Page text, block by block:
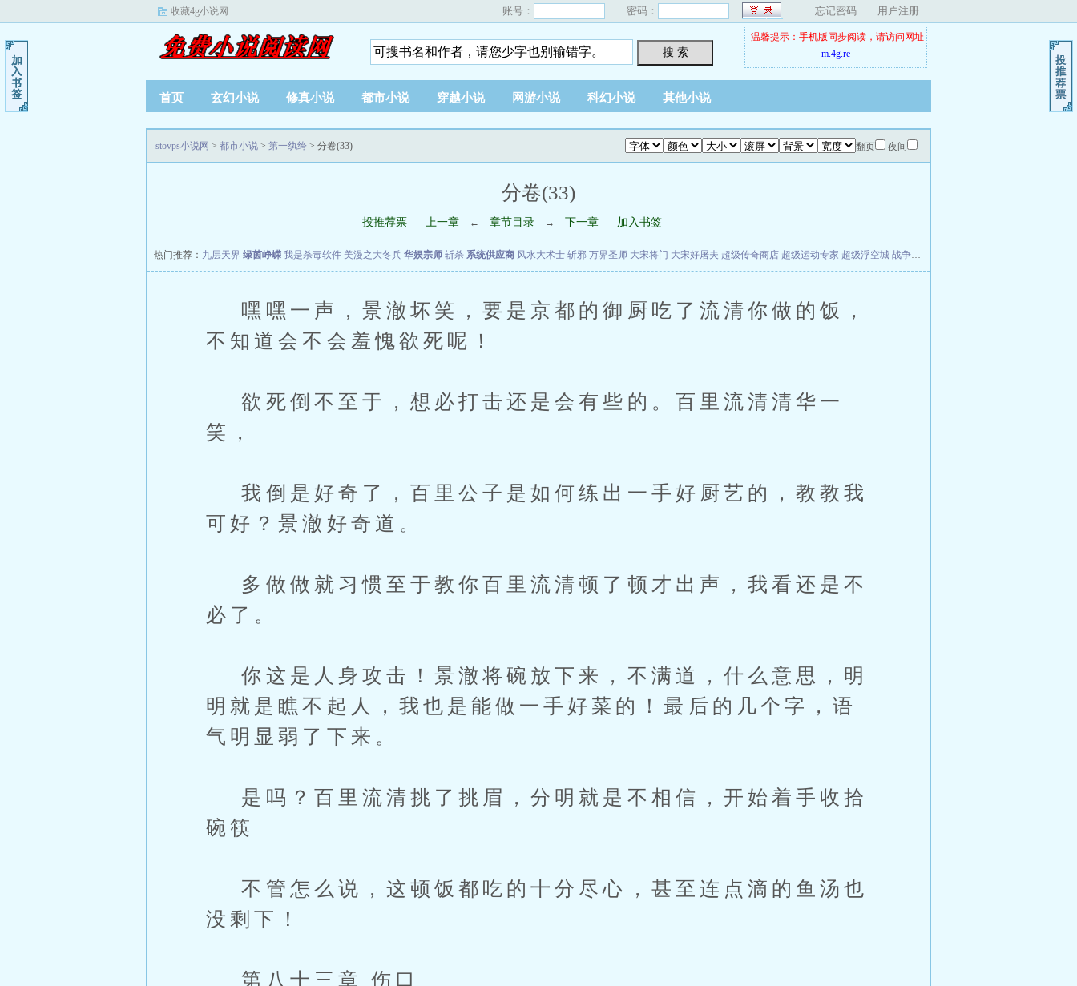
收藏4g小说网 账号： 密码： 忘记密码 用户注册
搜 索
温馨提示：手机版同步阅读，请访问网址
m.4g.re
首页 玄幻小说 修真小说 都市小说 穿越小说 网游小说 科幻小说 其他小说
翻页 夜间
stovps小说网 > 都市小说 > 第一纨绔 > 分卷(33)
分卷(33)
投推荐票 上一章 ← 章节目录 → 下一章 加入书签
热门推荐： 九层天界 绿茵峥嵘 我是杀毒软件 美漫之大冬兵 华娱宗师 斩杀 系统供应商 风水大术士 斩邪 万界圣师 大宋将门 大宋好屠夫 超级传奇商店 超级运动专家 超级浮空城 战争天堂
嘿嘿一声，景澈坏笑，要是京都的御厨吃了流清你做的饭，
不知道会不会羞愧欲死呢！
欲死倒不至于，想必打击还是会有些的。百里流清清华一
笑，
我倒是好奇了，百里公子是如何练出一手好厨艺的，教教我
可好？景澈好奇道。
多做做就习惯至于教你百里流清顿了顿才出声，我看还是不
必了。
你这是人身攻击！景澈将碗放下来，不满道，什么意思，明
明就是瞧不起人，我也是能做一手好菜的！最后的几个字，语
气明显弱了下来。
是吗？百里流清挑了挑眉，分明就是不相信，开始着手收拾
碗筷
不管怎么说，这顿饭都吃的十分尽心，甚至连点滴的鱼汤也
没剩下！
第八十三章 伤口